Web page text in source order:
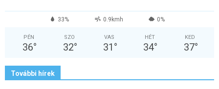
33% 0.9kmh 0%
PÉN
36°
SZO
32°
VAS
31 °
HÉT
34°
KED
37°
További hírek